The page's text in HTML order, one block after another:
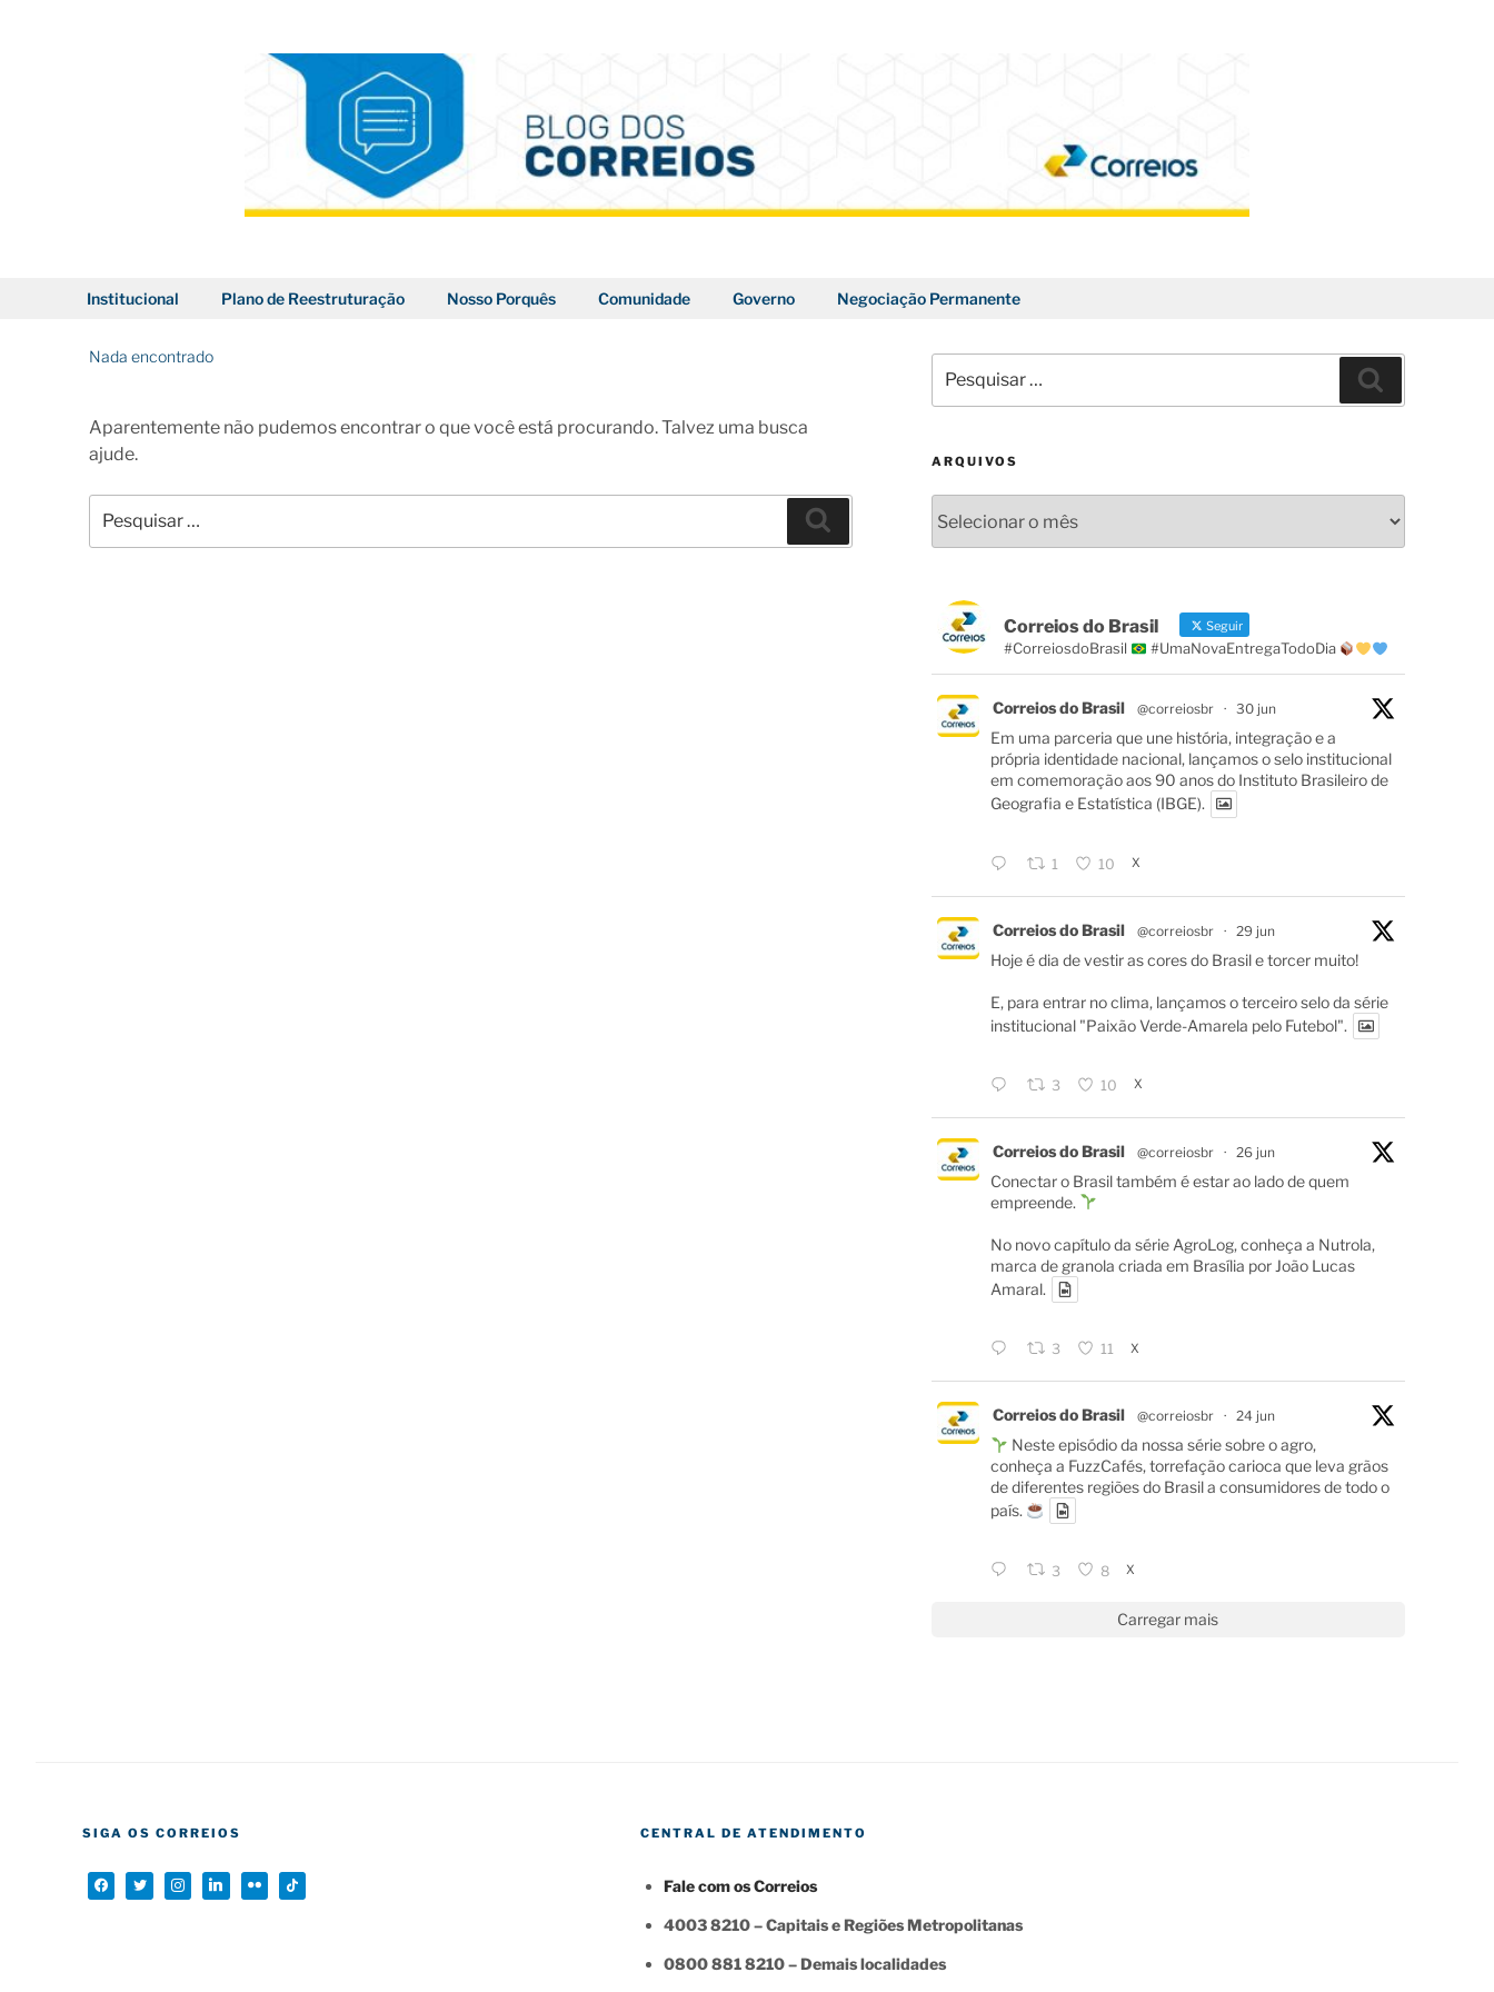
Institucional Plano de Reestruturação Nosso Porquês Comunidade Governo Negociação Permanente
Nada encontrado
Aparentemente não pudemos encontrar o que você está procurando. Talvez uma busca
ajude.
por:
por:
ARQUIVOS
Correios do Brasil Seguir
#CorreiosdoBrasil #UmaNovaEntregaTodoDia
Correios do Brasil @correiosbr · 30 jun
Em uma parceria que une história, integração e a
própria identidade nacional, lançamos o selo institucional
em comemoração aos 90 anos do Instituto Brasileiro de
Geografia e Estatística (IBGE).
1 10 X
Correios do Brasil @correiosbr · 29 jun
Hoje é dia de vestir as cores do Brasil e torcer muito!
E, para entrar no clima, lançamos o terceiro selo da série
institucional "Paixão Verde-Amarela pelo Futebol".
3 10 X
Correios do Brasil @correiosbr · 26 jun
Conectar o Brasil também é estar ao lado de quem
empreende.
No novo capítulo da série AgroLog, conheça a Nutrola,
marca de granola criada em Brasília por João Lucas
Amaral.
3 11 X
Correios do Brasil @correiosbr · 24 jun
Neste episódio da nossa série sobre o agro,
conheça a FuzzCafés, torrefação carioca que leva grãos
de diferentes regiões do Brasil a consumidores de todo o
país.
3 8 X
Carregar mais
SIGA OS CORREIOS CENTRAL DE ATENDIMENTO
Fale com os Correios
4003 8210 – Capitais e Regiões Metropolitanas
0800 881 8210 – Demais localidades